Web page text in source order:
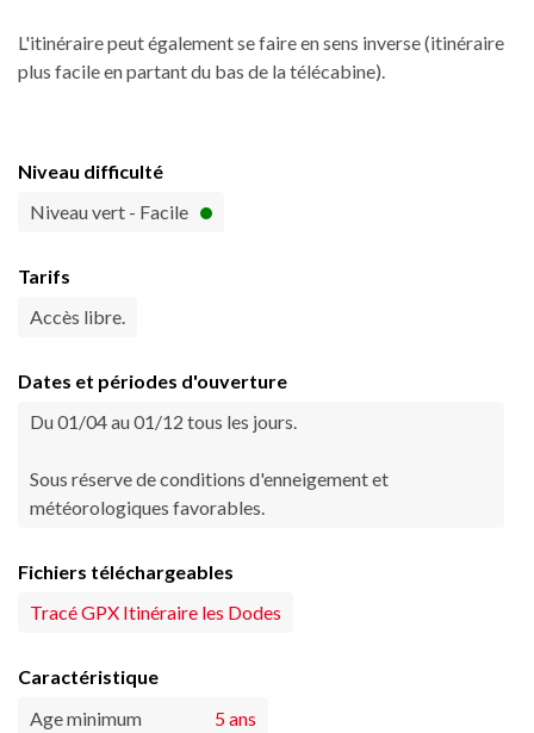
L'itinéraire peut également se faire en sens inverse (itinéraire
plus facile en partant du bas de la télécabine).
Niveau difficulté
Niveau vert - Facile
Tarifs
Accès libre.
Dates et périodes d'ouverture
Du 01/04 au 01/12 tous les jours.
Sous réserve de conditions d'enneigement et
météorologiques favorables.
Fichiers téléchargeables
Tracé GPX Itinéraire les Dodes
Caractéristique
Age minimum
5 ans